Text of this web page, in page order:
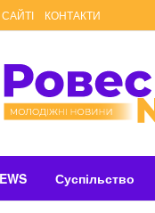
КОНТАКТИ
Суспільство